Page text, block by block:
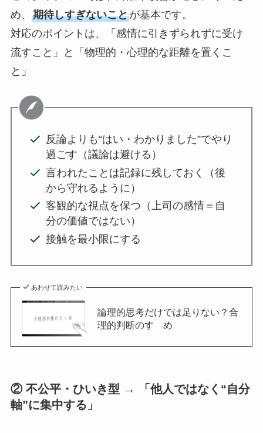
め、 期待しすぎないことが基本です。
対応のポイントは、「感情に引きずられずに受け
流すこと」と「物理的・心理的な距離を置くこ
と」
反論よりも“はい・わかりました”でやり
過ごす（議論は避ける）
言われたことは記録に残しておく（後
から守れるように）
客観的な視点を保つ（上司の感情＝自
分の価値ではない）
接触を最小限にする
あわせて読みたい
論理的思考だけでは足りない？合
理的判断のすゝめ
② 不公平・ひいき型 → 「他人ではなく“自分
軸”に集中する」